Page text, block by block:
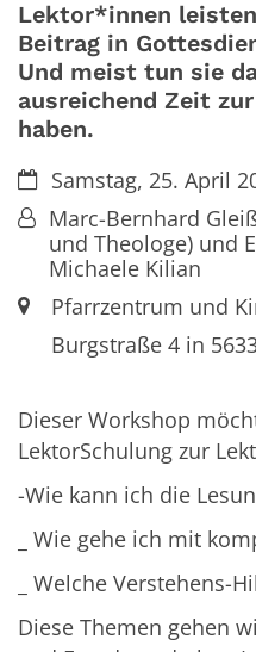
Lektor*innen
Beitrag in
Und meist tun sie
ausreichend Zeit
haben.
Datum:Samstag, 25. April
Von:Marc-Bernhard
und Theologe) und
Michaele Kilian
Ort:Pfarrzentrum und
Burgstraße 4 in
Dieser Workshop
LektorSchulung zur
-Wie kann ich die
_ Wie gehe ich mit
_ Welche Verstehens-
Diese Themen gehen